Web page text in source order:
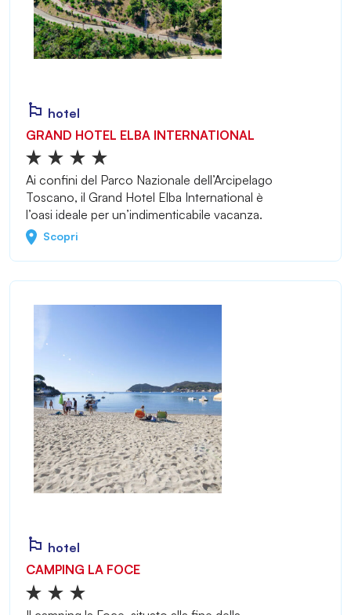
hotel
GRAND HOTEL ELBA INTERNATIONAL
Ai confini del Parco Nazionale dell’Arcipelago
Toscano, il Grand Hotel Elba International è
l’oasi ideale per un’indimenticabile vacanza.
Scopri
hotel
CAMPING LA FOCE